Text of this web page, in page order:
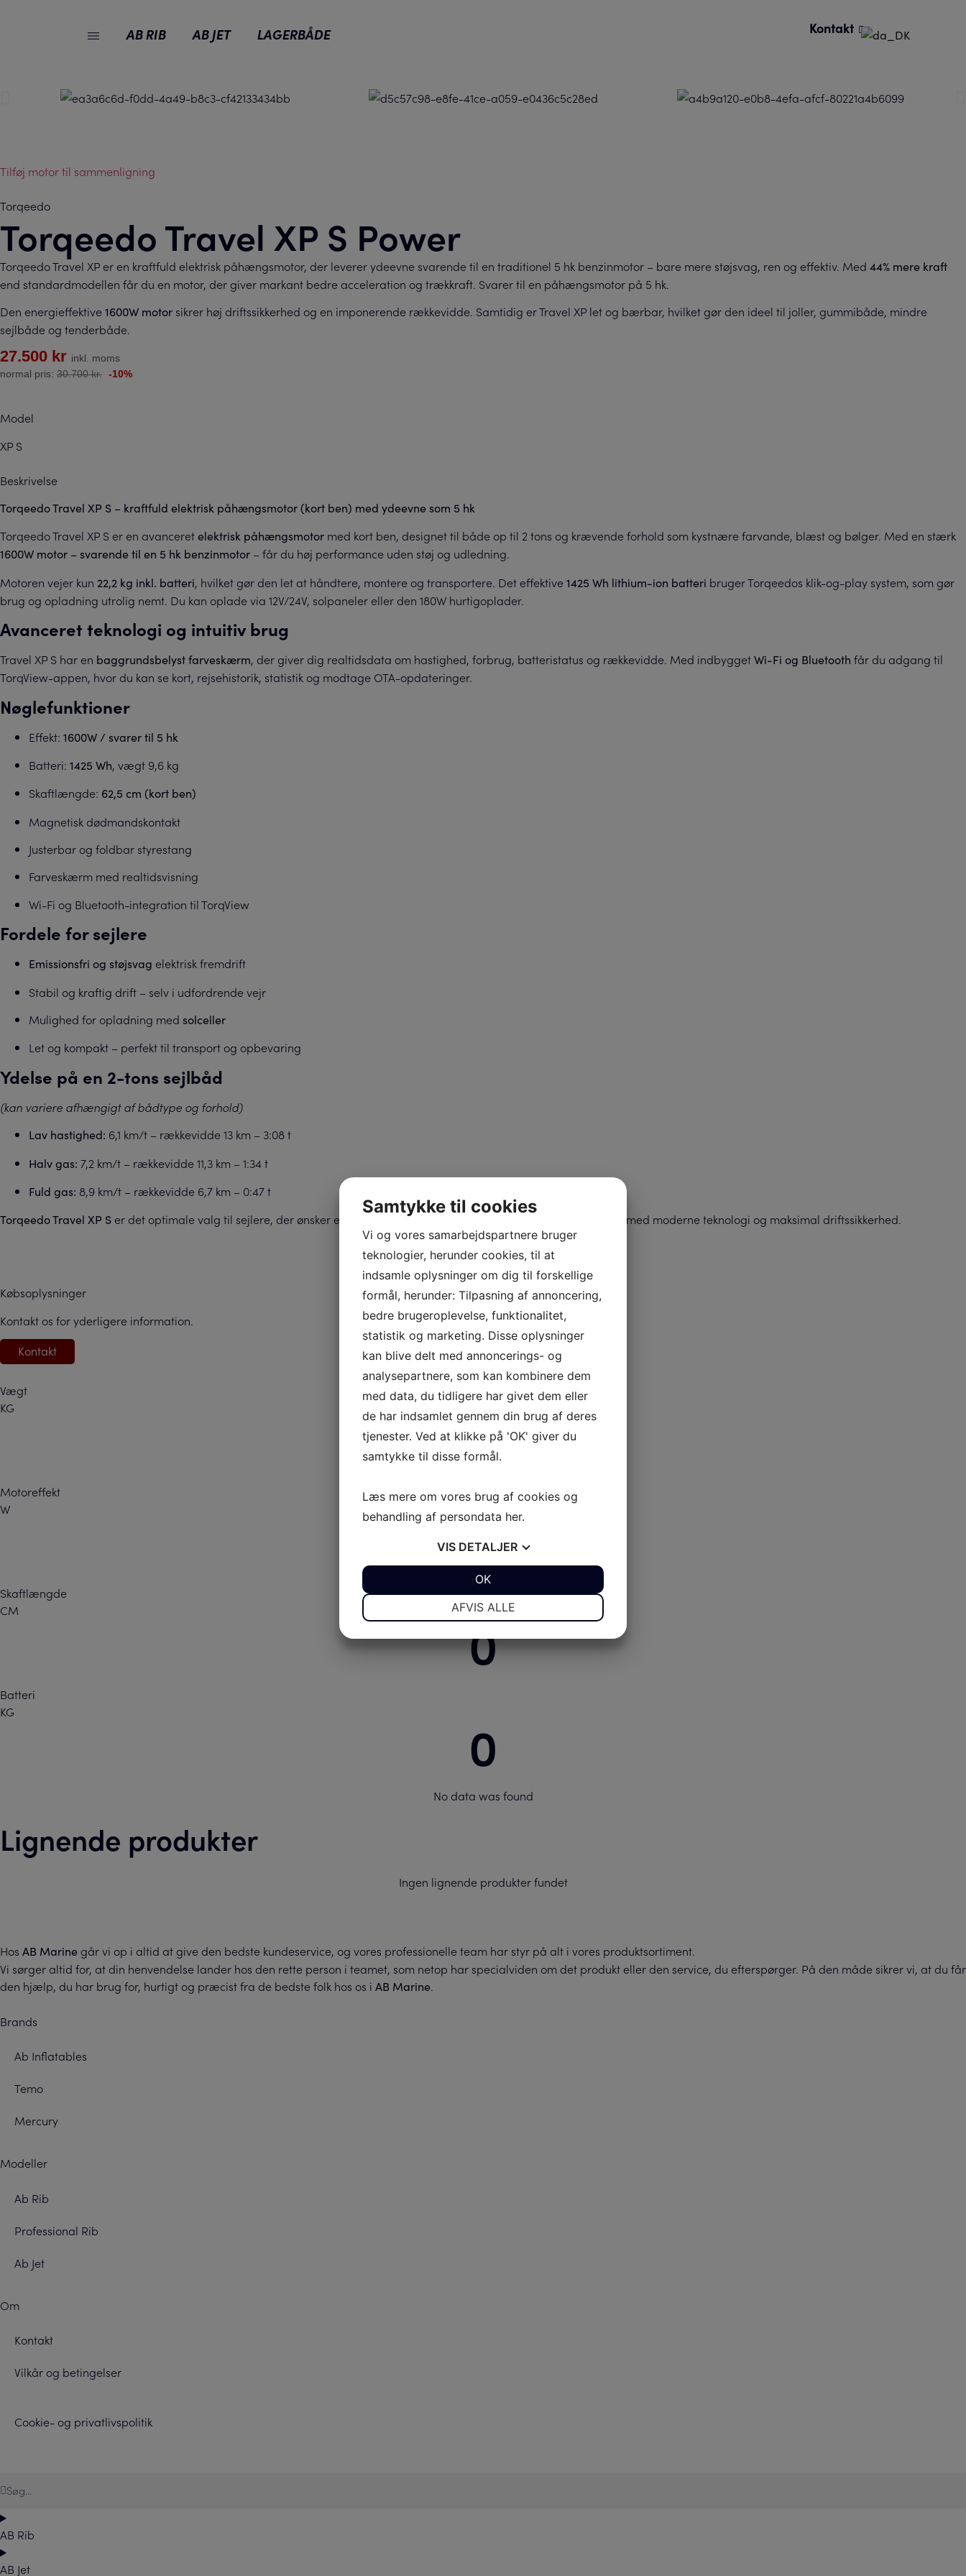
AB RIB AB JET LAGERBÅDE Kontakt
Tilføj motor til sammenligning
Torqeedo
Torqeedo Travel XP S Power
Torqeedo Travel XP er en kraftfuld elektrisk påhængsmotor, der leverer ydeevne svarende til en traditionel 5 hk benzinmotor – bare mere støjsvag, ren og effektiv. Med 44% mere kraft
end standardmodellen får du en motor, der giver markant bedre acceleration og trækkraft. Svarer til en påhængsmotor på 5 hk.
Den energieffektive1600W motor sikrer høj driftssikkerhed og en imponerende rækkevidde. Samtidig er Travel XP let og bærbar, hvilket gør den ideel til joller, gummibåde, mindre
sejlbåde og tenderbåde.
27.500 kr inkl. moms
normal pris: 30.700 kr. -10%
Model
XP S
Beskrivelse
Torqeedo Travel XP S – kraftfuld elektrisk påhængsmotor (kort ben) med ydeevne som 5 hk
Torqeedo Travel XP S er en avanceretelektrisk påhængsmotor med kort ben, designet til både op til 2 tons og krævende forhold som kystnære farvande, blæst og bølger. Med en stærk
1600W motor – svarende til en 5 hk benzinmotor – får du høj performance uden støj og udledning.
Motoren vejer kun 22,2 kg inkl. batteri, hvilket gør den let at håndtere, montere og transportere. Det effektive1425 Wh lithium-ion batteri bruger Torqeedos klik-og-play system, som gør
brug og opladning utrolig nemt. Du kan oplade via 12V/24V, solpaneler eller den 180W hurtigoplader.
Avanceret teknologi og intuitiv brug
Travel XP S har en baggrundsbelyst farveskærm, der giver dig realtidsdata om hastighed, forbrug, batteristatus og rækkevidde. Med indbyggetWi-Fi og Bluetooth får du adgang til
TorqView-appen, hvor du kan se kort, rejsehistorik, statistik og modtage OTA-opdateringer.
Nøglefunktioner
Effekt: 1600W / svarer til 5 hk
Batteri: 1425 Wh, vægt 9,6 kg
Skaftlængde: 62,5 cm (kort ben)
Magnetisk dødmandskontakt
Justerbar og foldbar styrestang
Farveskærm med realtidsvisning
Wi-Fi og Bluetooth-integration til TorqView
Fordele for sejlere
Emissionsfri og støjsvag elektrisk fremdrift
Stabil og kraftig drift – selv i udfordrende vejr
Mulighed for opladning med solceller
Let og kompakt – perfekt til transport og opbevaring
Ydelse på en 2-tons sejlbåd
(kan variere afhængigt af bådtype og forhold)
Lav hastighed: 6,1 km/t – rækkevidde 13 km – 3:08 t
Halv gas: 7,2 km/t – rækkevidde 11,3 km – 1:34 t
Fuld gas: 8,9 km/t – rækkevidde 6,7 km – 0:47 t
Torqeedo Travel XP S er det optimale valg til sejlere, der ønsker en kraftfuld, miljøvenlig og brugervenlig elektrisk motor med moderne teknologi og maksimal driftssikkerhed.
Købsoplysninger
Kontakt os for yderligere information.
Kontakt
Vægt
KG
0
Motoreffekt
W
0
Skaftlængde
CM
0
Batteri
KG
0
No data was found
Lignende produkter
Ingen lignende produkter fundet
Hos AB Marine går vi op i altid at give den bedste kundeservice, og vores professionelle team har styr på alt i vores produktsortiment.
Vi sørger altid for, at din henvendelse lander hos den rette person i teamet, som netop har specialviden om det produkt eller den service, du efterspørger. På den måde sikrer vi, at du får
den hjælp, du har brug for, hurtigt og præcist fra de bedste folk hos os i AB Marine.
Brands
Ab Inflatables
Temo
Mercury
Modeller
Ab Rib
Professional Rib
Ab Jet
Om
Kontakt
Vilkår og betingelser
Cookie- og privatlivspolitik
AB Rib
AB Jet
Samtykke til cookies
Vi og vores samarbejdspartnere bruger
teknologier, herunder cookies, til at
indsamle oplysninger om dig til forskellige
formål, herunder: Tilpasning af annoncering,
bedre brugeroplevelse, funktionalitet,
statistik og marketing. Disse oplysninger
kan blive delt med annoncerings- og
analysepartnere, som kan kombinere dem
med data, du tidligere har givet dem eller
de har indsamlet gennem din brug af deres
tjenester. Ved at klikke på 'OK' giver du
samtykke til disse formål.
Læs mere om vores brug af cookies og
behandling af persondata her.
VIS DETALJER
AFVIS ALLE
OK